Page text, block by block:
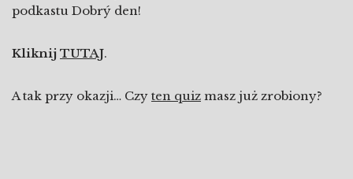
podkastu Dobrý den!
Kliknij TUTAJ.
A tak przy okazji… Czy ten quiz masz już zrobiony?